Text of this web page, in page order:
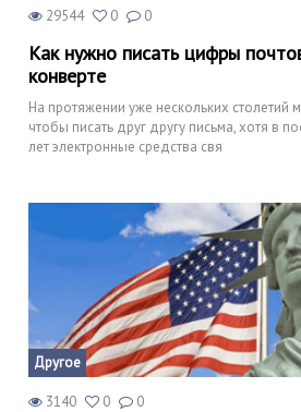
29544 0 0
Как нужно писать цифры
конверте
На протяжении уже нескольких столетий
чтобы писать друг другу письма, хотя в
лет электронные средства свя
Другое
3140 0 0